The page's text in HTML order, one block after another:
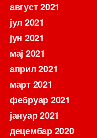
август 2021
јул 2021
јун 2021
мај 2021
април 2021
март 2021
фебруар 2021
јануар 2021
децембар 2020